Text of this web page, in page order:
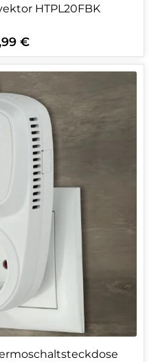
HTPL20FBK
Preis:
€